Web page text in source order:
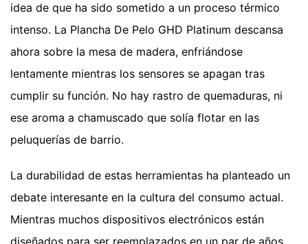
idea de que ha sido sometido a un proceso térmico
intenso. La Plancha De Pelo GHD Platinum descansa
ahora sobre la mesa de madera, enfriándose
lentamente mientras los sensores se apagan tras
cumplir su función. No hay rastro de quemaduras, ni
ese aroma a chamuscado que solía flotar en las
peluquerías de barrio.
La durabilidad de estas herramientas ha planteado un
debate interesante en la cultura del consumo actual.
Mientras muchos dispositivos electrónicos están
diseñados para ser reemplazados en un par de años,